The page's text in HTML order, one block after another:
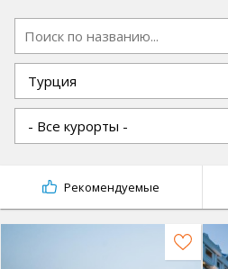
Рекомендуемые